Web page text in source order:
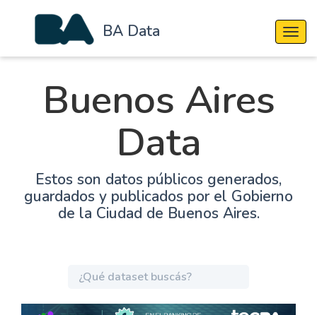
BA Data
Buenos Aires
Data
Estos son datos públicos generados,
guardados y publicados por el Gobierno
de la Ciudad de Buenos Aires.